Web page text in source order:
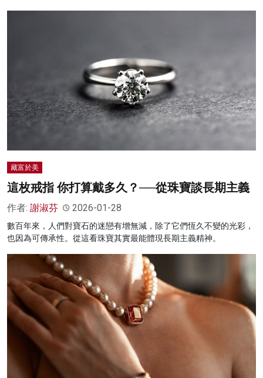
藏富於美
這枚戒指 你打算戴多久？──從珠寶談長期主義
作者: 謝淑芬 2026-01-28
數百年來，人們對寶石的迷戀有增無減，除了它們恆久不變的光彩，
也因為可傳承性。從這看珠寶其實最能體現長期主義精神。